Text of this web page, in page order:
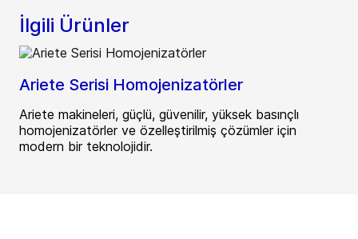
İlgili Ürünler
Ariete Serisi Homojenizatörler
Ariete makineleri, güçlü, güvenilir, yüksek basınçlı
homojenizatörler ve özelleştirilmiş çözümler için
modern bir teknolojidir.